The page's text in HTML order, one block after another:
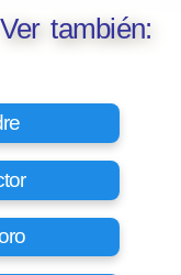
Ver también: